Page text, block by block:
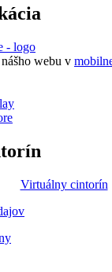
webu v
Virtuálny cintorín